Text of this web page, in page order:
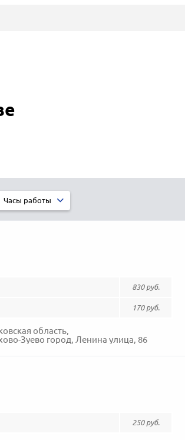
Часы работы
830 руб.
170 руб.
область,
Зуево город, Ленина улица, 86
250 руб.